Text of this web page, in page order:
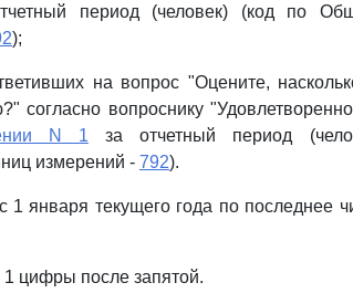
период (человек) (код по
);
на вопрос "Оцените,
согласно вопроснику
N 1 за отчетный период
измерений - 792).
января текущего года по последнее
1 цифры после запятой.